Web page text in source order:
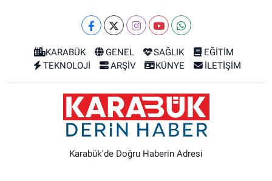
KARABÜK GENEL SAĞLIK
EĞİTİM
TEKNOLOJİ
ARŞİV KÜNYE İLETİŞİM
Karabük'de Doğru Haberin Adresi